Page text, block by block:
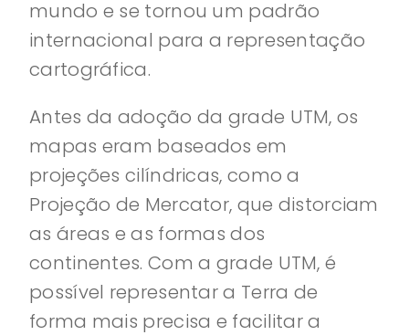
mundo e se tornou um padrão
internacional para a representação
cartográfica.
Antes da adoção da grade UTM, os
mapas eram baseados em
projeções cilíndricas, como a
Projeção de Mercator, que distorciam
as áreas e as formas dos
continentes. Com a grade UTM, é
possível representar a Terra de
forma mais precisa e facilitar a